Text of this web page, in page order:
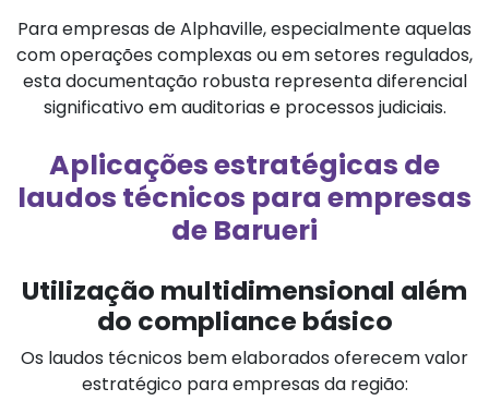
Para empresas de Alphaville, especialmente aquelas
com operações complexas ou em setores regulados,
esta documentação robusta representa diferencial
significativo em auditorias e processos judiciais.
Aplicações estratégicas de
laudos técnicos para empresas
de Barueri
Utilização multidimensional além
do compliance básico
Os laudos técnicos bem elaborados oferecem valor
estratégico para empresas da região: